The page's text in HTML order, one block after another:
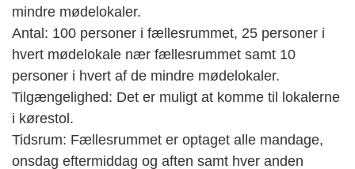
mindre mødelokaler.
Antal: 100 personer i fællesrummet, 25 personer i
hvert mødelokale nær fællesrummet samt 10
personer i hvert af de mindre mødelokaler.
Tilgængelighed: Det er muligt at komme til lokalerne
i kørestol.
Tidsrum: Fællesrummet er optaget alle mandage,
onsdag eftermiddag og aften samt hver anden